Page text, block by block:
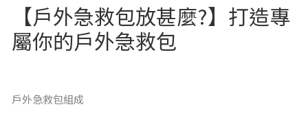
【戶外急救包放甚麼?】打造專
屬你的戶外急救包
戶外急救包組成